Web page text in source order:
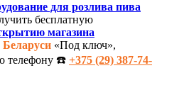
для розлива пива
бесплатную
магазина
Беларуси «Под ключ»,
телефону ☎️ +375 (29) 387-74-